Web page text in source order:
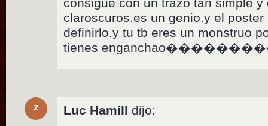
consigue con un trazo tan simple
claroscuros.es un genio.y el
definirlo.y tu tb eres un monstruo
tienes
2 Luc Hamill dijo: